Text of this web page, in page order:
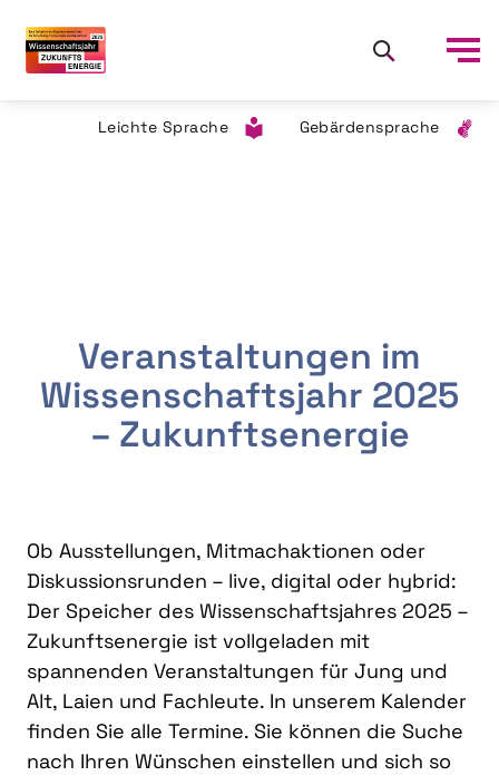
Leichte Sprache Gebärdensprache
Veranstaltungen im
Wissenschaftsjahr 2025
– Zukunftsenergie
Ob Ausstellungen, Mitmachaktionen oder
Diskussionsrunden – live, digital oder hybrid:
Der Speicher des Wissenschaftsjahres 2025 –
Zukunftsenergie ist vollgeladen mit
spannenden Veranstaltungen für Jung und
Alt, Laien und Fachleute. In unserem Kalender
finden Sie alle Termine. Sie können die Suche
nach Ihren Wünschen einstellen und sich so